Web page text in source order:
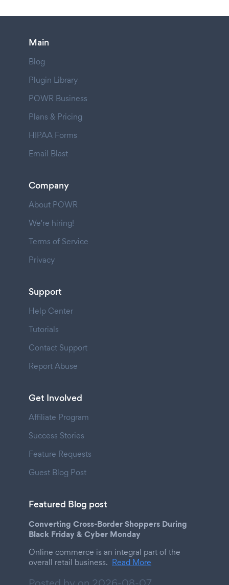
Main
Blog
Plugin Library
POWR Business
Plans & Pricing
HIPAA Forms
Email Blast
Company
About POWR
We're hiring!
Terms of Service
Privacy
Support
Help Center
Tutorials
Contact Support
Report Abuse
Get Involved
Affiliate Program
Success Stories
Feature Requests
Guest Blog Post
Featured Blog post
Converting Cross-Border Shoppers During
Black Friday & Cyber Monday
Online commerce is an integral part of the
overall retail business. Read More